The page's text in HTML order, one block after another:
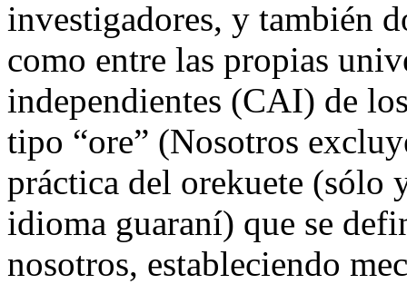
investigadores, y también
como entre las propias
independientes (CAI) de
tipo “ore” (Nosotros
práctica del orekuete (sólo
idioma guaraní) que se
nosotros, estableciendo